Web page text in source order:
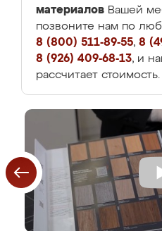
материалов Вашей
позвоните нам по
8 (800) 511-89-55, 8
8 (926) 409-68-13, и
рассчитает стоимость.